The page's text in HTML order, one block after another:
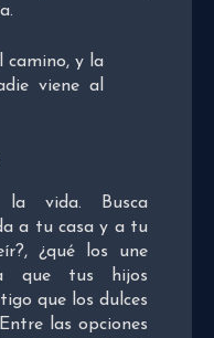
camino, y la
viene al
vida. Busca
a tu casa y a tu
¿qué los une
que tus hijos
que los dulces
las opciones